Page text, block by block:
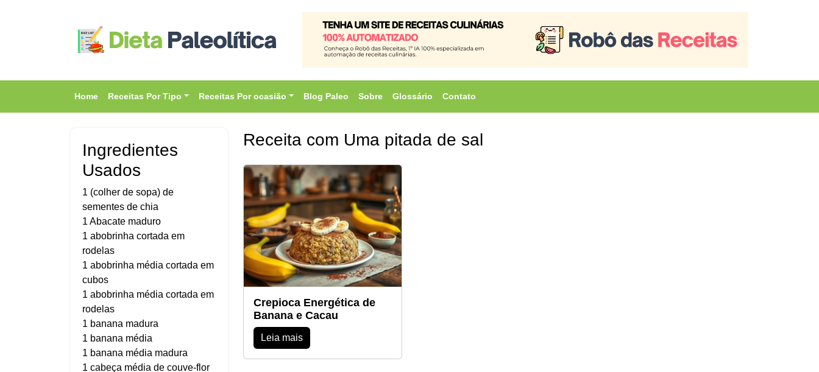
Home Receitas Por Tipo Receitas Por ocasião Blog Paleo Sobre Glossário Contato
Ingredientes
Usados
1 (colher de sopa) de
sementes de chia
1 Abacate maduro
1 abobrinha cortada em
rodelas
1 abobrinha média cortada em
cubos
1 abobrinha média cortada em
rodelas
1 banana madura
1 banana média
1 banana média madura
1 cabeça média de couve-flor
Receita com Uma pitada de sal
Crepioca Energética de
Banana e Cacau
Leia mais